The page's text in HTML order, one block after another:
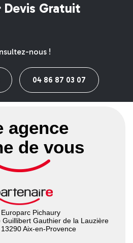
Devis Gratuit
nous !
04 86 87 03 07
agence
de vous
Europarc Pichaury
Gauthier de la Lauzière
13290 Aix-en-Provence